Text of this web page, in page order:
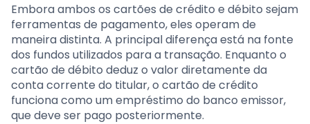
Embora ambos os cartões de crédito e débito sejam
ferramentas de pagamento, eles operam de
maneira distinta. A principal diferença está na fonte
dos fundos utilizados para a transação. Enquanto o
cartão de débito deduz o valor diretamente da
conta corrente do titular, o cartão de crédito
funciona como um empréstimo do banco emissor,
que deve ser pago posteriormente.